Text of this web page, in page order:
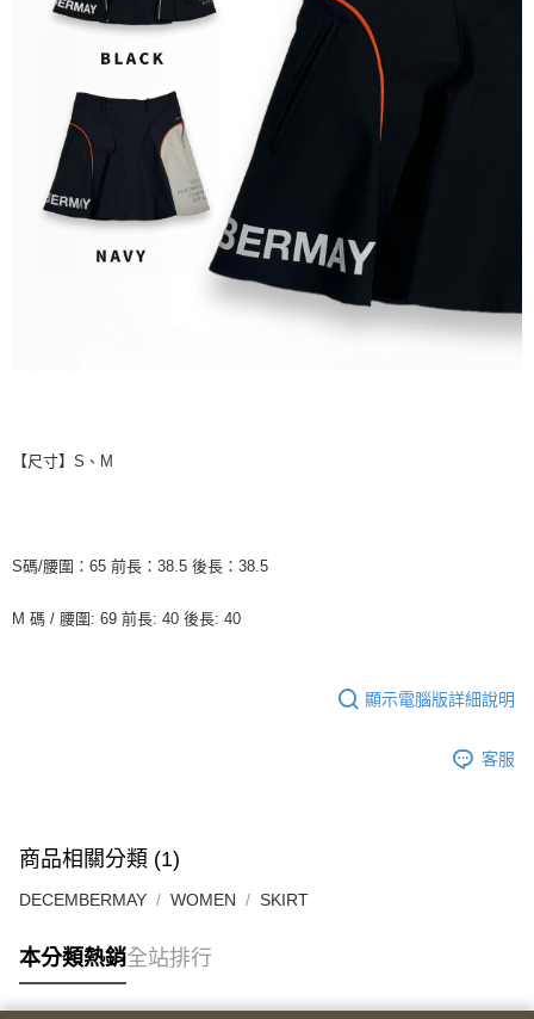
【尺寸】S、M
S碼/腰圍：65 前長：38.5 後長：38.5
M 碼 / 腰圍: 69 前長: 40 後長: 40
顯示電腦版詳細說明
客服
商品相關分類 (1)
DECEMBERMAY WOMEN SKIRT
本分類熱銷全站排行